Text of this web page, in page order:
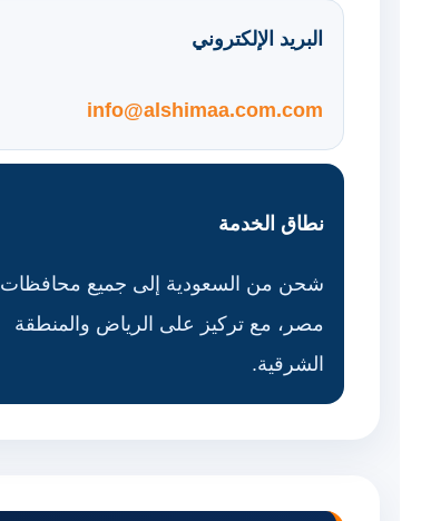
البريد الإلكتروني
info@alshimaa.com.com
نطاق الخدمة
شحن من السعودية إلى جميع محافظات
مصر، مع تركيز على الرياض والمنطقة
الشرقية.